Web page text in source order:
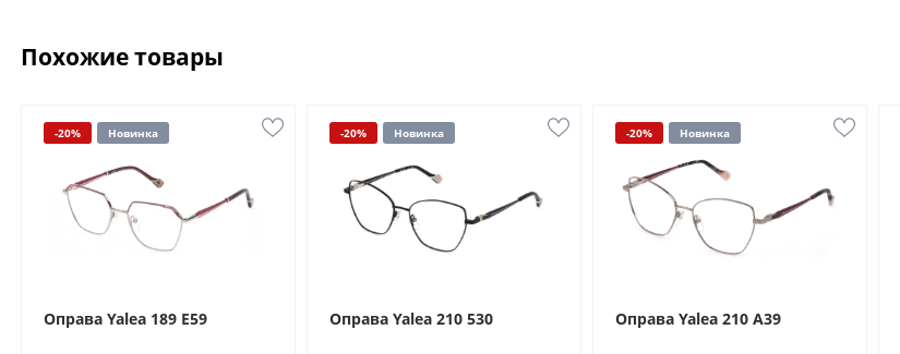
Похожие товары
-20% Новинка
Оправа Yalea 189 E59
-20% Новинка
Оправа Yalea 210 530
-20% Новинка
Оправа Yalea 210 A39